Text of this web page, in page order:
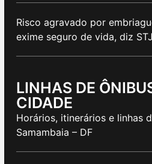
Risco agravado por
exime seguro de vida, diz STJ
LINHAS DE
CIDADE
Horários, itinerários e linhas
Samambaia – DF